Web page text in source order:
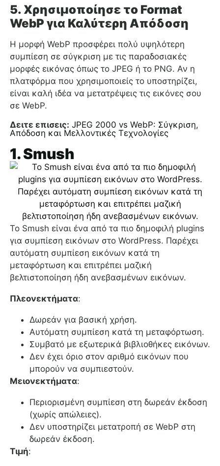
5. Χρησιμοποίησε το Format
WebP για Καλύτερη Απόδοση
Η μορφή WebP προσφέρει πολύ υψηλότερη
συμπίεση σε σύγκριση με τις παραδοσιακές
μορφές εικόνας όπως το JPEG ή το PNG. Αν η
πλατφόρμα που χρησιμοποιείς το υποστηρίζει,
είναι καλή ιδέα να μετατρέψεις τις εικόνες σου
σε WebP.
Δειτε επισεις: JPEG 2000 vs WebP: Σύγκριση,
Απόδοση και Μελλοντικές Τεχνολογίες
1. Smush
Το Smush είναι ένα από τα πιο δημοφιλή plugins
για συμπίεση εικόνων στο WordPress. Παρέχει
αυτόματη συμπίεση εικόνων κατά τη
μεταφόρτωση και επιτρέπει μαζική
βελτιστοποίηση ήδη ανεβασμένων εικόνων.
Πλεονεκτήματα:
Δωρεάν για βασική χρήση.
Αυτόματη συμπίεση κατά τη μεταφόρτωση.
Συμβατό με εξωτερικά βιβλιοθήκες εικόνων.
Δεν έχει όριο στον αριθμό εικόνων που
μπορούν να συμπιεστούν.
Μειονεκτήματα:
Περιορισμένη συμπίεση στη δωρεάν έκδοση
(χωρίς απώλειες).
Δεν υποστηρίζει μετατροπή σε WebP στη
δωρεάν έκδοση.
Τιμή: